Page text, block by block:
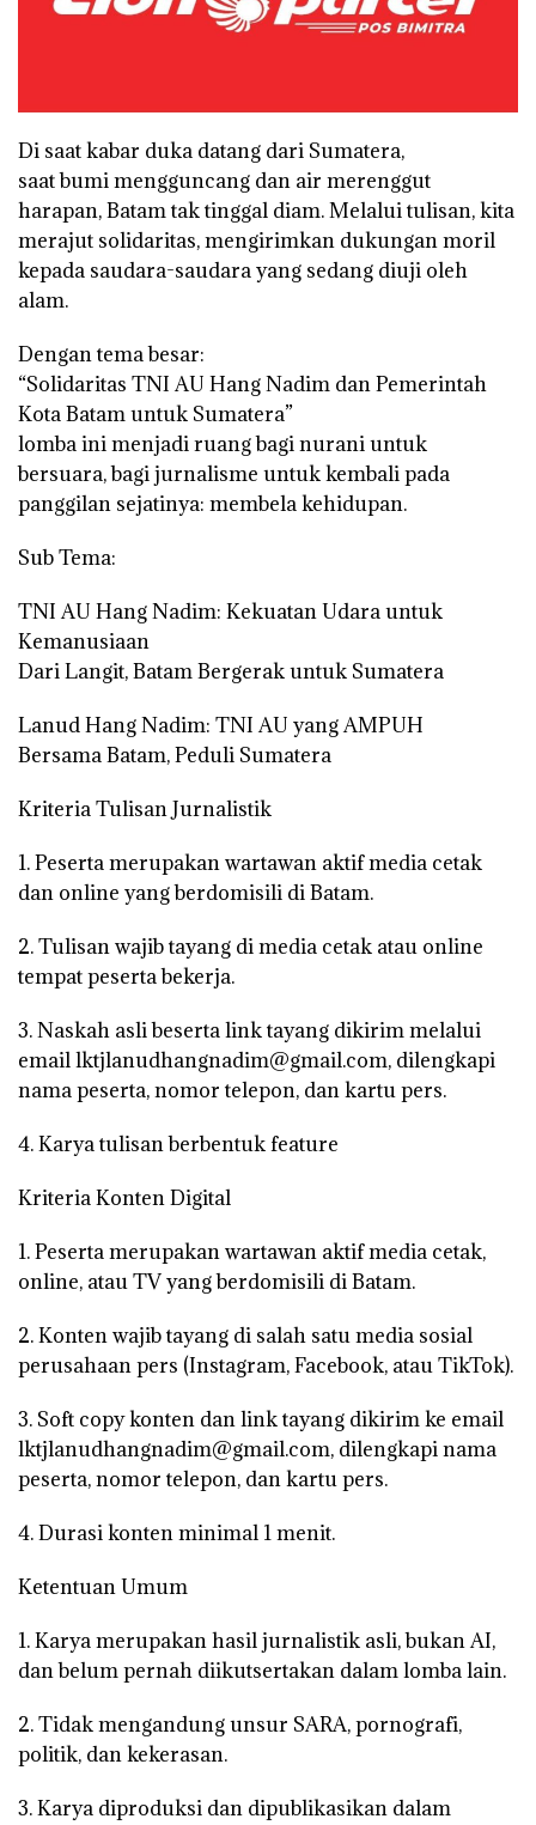
Di saat kabar duka datang dari Sumatera,
saat bumi mengguncang dan air merenggut
harapan, Batam tak tinggal diam. Melalui tulisan, kita
merajut solidaritas, mengirimkan dukungan moril
kepada saudara-saudara yang sedang diuji oleh
alam.
Dengan tema besar:
“Solidaritas TNI AU Hang Nadim dan Pemerintah
Kota Batam untuk Sumatera”
lomba ini menjadi ruang bagi nurani untuk
bersuara, bagi jurnalisme untuk kembali pada
panggilan sejatinya: membela kehidupan.
Sub Tema:
TNI AU Hang Nadim: Kekuatan Udara untuk
Kemanusiaan
Dari Langit, Batam Bergerak untuk Sumatera
Lanud Hang Nadim: TNI AU yang AMPUH
Bersama Batam, Peduli Sumatera
Kriteria Tulisan Jurnalistik
1. Peserta merupakan wartawan aktif media cetak
dan online yang berdomisili di Batam.
2. Tulisan wajib tayang di media cetak atau online
tempat peserta bekerja.
3. Naskah asli beserta link tayang dikirim melalui
email lktjlanudhangnadim@gmail.com, dilengkapi
nama peserta, nomor telepon, dan kartu pers.
4. Karya tulisan berbentuk feature
Kriteria Konten Digital
1. Peserta merupakan wartawan aktif media cetak,
online, atau TV yang berdomisili di Batam.
2. Konten wajib tayang di salah satu media sosial
perusahaan pers (Instagram, Facebook, atau TikTok).
3. Soft copy konten dan link tayang dikirim ke email
lktjlanudhangnadim@gmail.com, dilengkapi nama
peserta, nomor telepon, dan kartu pers.
4. Durasi konten minimal 1 menit.
Ketentuan Umum
1. Karya merupakan hasil jurnalistik asli, bukan AI,
dan belum pernah diikutsertakan dalam lomba lain.
2. Tidak mengandung unsur SARA, pornografi,
politik, dan kekerasan.
3. Karya diproduksi dan dipublikasikan dalam